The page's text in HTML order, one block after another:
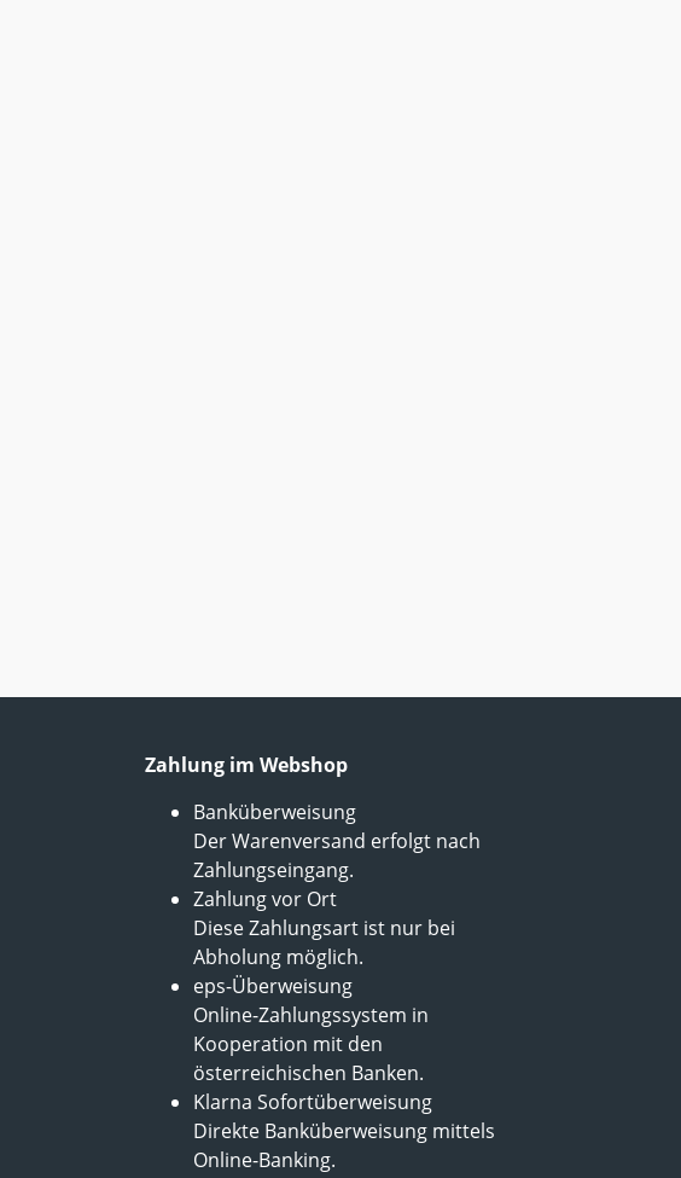
Zahlung im Webshop
Banküberweisung
Der Warenversand erfolgt nach
Zahlungseingang.
Zahlung vor Ort
Diese Zahlungsart ist nur bei
Abholung möglich.
eps-Überweisung
Online-Zahlungssystem in
Kooperation mit den
österreichischen Banken.
Klarna Sofortüberweisung
Direkte Banküberweisung mittels
Online-Banking.